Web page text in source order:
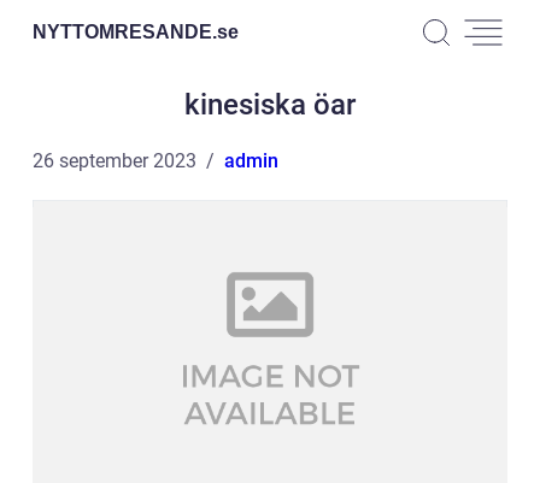
NYTTOMRESANDE.se
kinesiska öar
26 september 2023 admin